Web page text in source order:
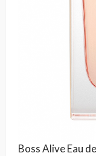
Boss Alive Eau